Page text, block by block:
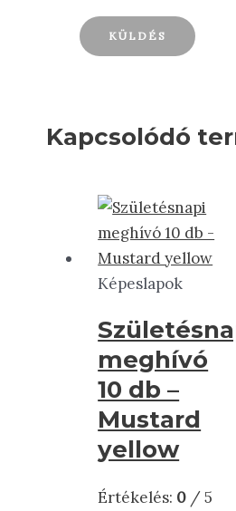
Kapcsolódó
Képeslapok
meghívó
10 db –
Mustard
yellow
Értékelés: 0 / 5